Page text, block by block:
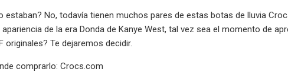
estaban? No, todavía tienen muchos pares de estas botas de lluvia
de la era Donda de Kanye West, tal vez sea el momento de
originales? Te dejaremos decidir.
comprarlo: Crocs.com